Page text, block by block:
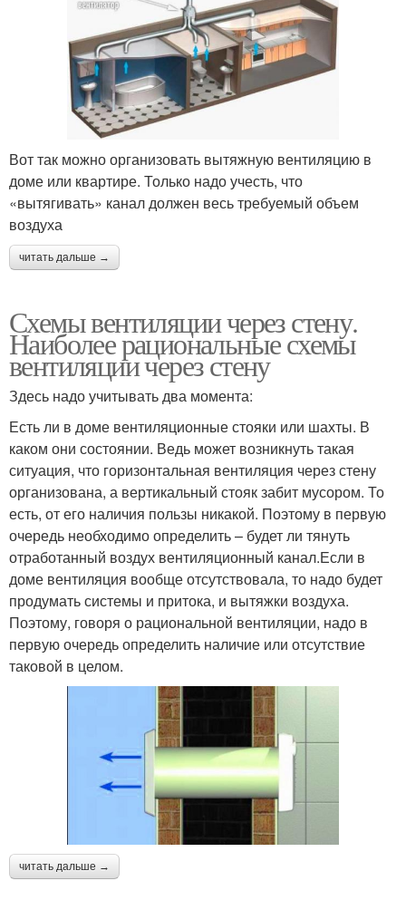
Вот так можно организовать вытяжную вентиляцию в
доме или квартире. Только надо учесть, что
«вытягивать» канал должен весь требуемый объем
воздуха
читать дальше →
Схемы вентиляции через стену.
Наиболее рациональные схемы
вентиляции через стену
Здесь надо учитывать два момента:
Есть ли в доме вентиляционные стояки или шахты. В
каком они состоянии. Ведь может возникнуть такая
ситуация, что горизонтальная вентиляция через стену
организована, а вертикальный стояк забит мусором. То
есть, от его наличия пользы никакой. Поэтому в первую
очередь необходимо определить – будет ли тянуть
отработанный воздух вентиляционный канал.Если в
доме вентиляция вообще отсутствовала, то надо будет
продумать системы и притока, и вытяжки воздуха.
Поэтому, говоря о рациональной вентиляции, надо в
первую очередь определить наличие или отсутствие
таковой в целом.
читать дальше →